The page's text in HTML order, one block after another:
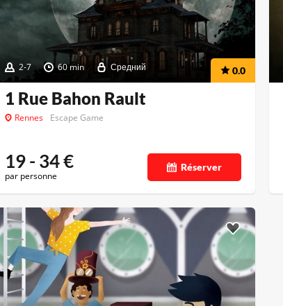
2-7 60 min Средний 0.0
1 Rue Bahon Rault
Rennes Escape Game
19 - 34€
par personne
Réserver